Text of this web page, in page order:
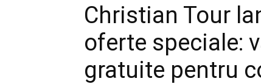
Christian Tour
oferte speciale:
gratuite pentru